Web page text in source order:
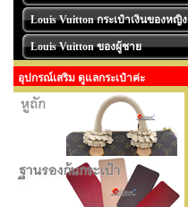
Louis Vuitton กระเป๋าเงินของหญิง
Louis Vuitton ของผู้ชาย
อุปกรณ์เสริม ดูแลกระเป๋าค่ะ